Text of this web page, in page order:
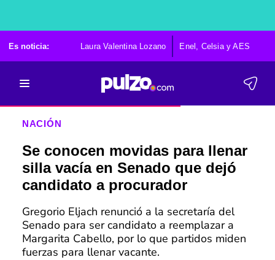
Es noticia: Laura Valentina Lozano Enel, Celsia y AES
NACIÓN
Se conocen movidas para llenar
silla vacía en Senado que dejó
candidato a procurador
Gregorio Eljach renunció a la secretaría del
Senado para ser candidato a reemplazar a
Margarita Cabello, por lo que partidos miden
fuerzas para llenar vacante.